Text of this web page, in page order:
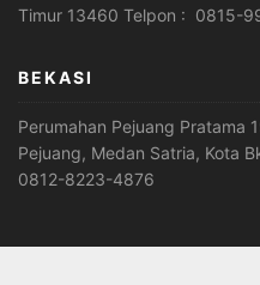
Timur 13460 Telpon : 0815-
BEKASI
Perumahan Pejuang Pratama
Pejuang, Medan Satria, Kota
0812-8223-4876